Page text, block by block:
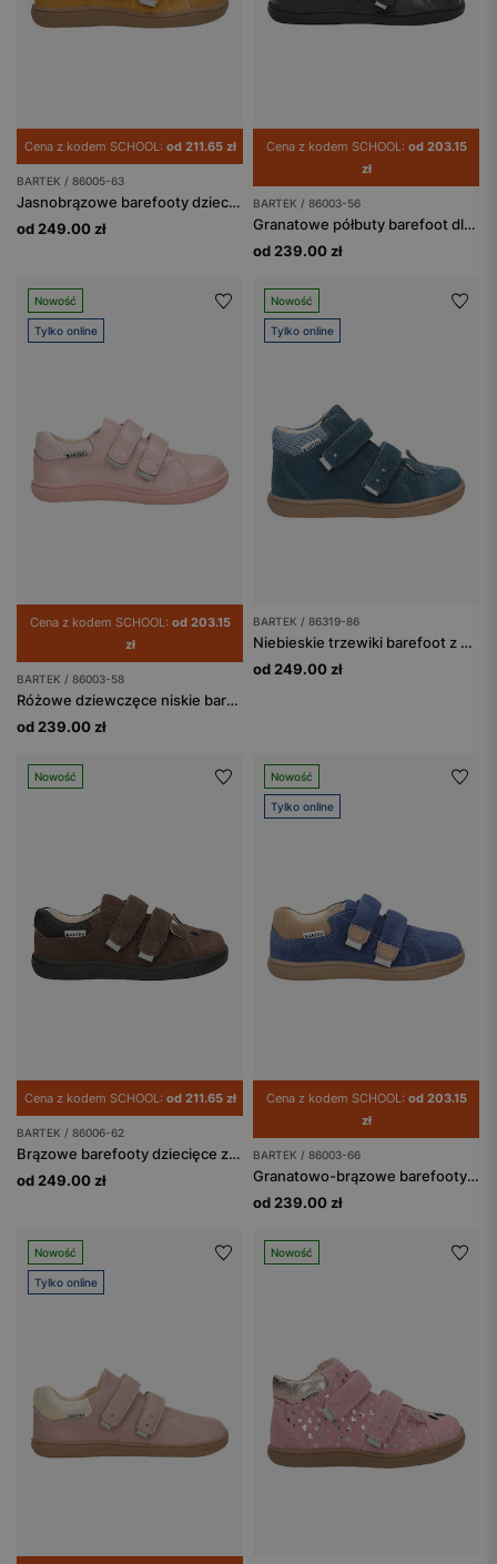
Cena z kodem SCHOOL: od 211.65 zł
BARTEK / 86005-63
Jasnobrązowe barefooty dziecięce z liskiem BARTEK 86005-63
od 249.00 zł
Cena z kodem SCHOOL: od 203.15
zł
BARTEK / 86003-56
Granatowe półbuty barefoot dla dzieci BARTEK 86003-56
od 239.00 zł
Nowość
Tylko online
Cena z kodem SCHOOL: od 203.15
zł
BARTEK / 86003-58
Różowe dziewczęce niskie barefooty BARTEK 86003-58
od 239.00 zł
Nowość
Tylko online
BARTEK / 86319-86
Niebieskie trzewiki barefoot z misiem na noskach BARTEK 86319-86
od 249.00 zł
Nowość
Cena z kodem SCHOOL: od 211.65 zł
BARTEK / 86006-62
Brązowe barefooty dziecięce z misiem na nosku BARTEK 86006-62
od 249.00 zł
Nowość
Tylko online
Cena z kodem SCHOOL: od 203.15
zł
BARTEK / 86003-66
Granatowo-brązowe barefooty z odblaskami BARTEK 86003-66
od 239.00 zł
Nowość
Tylko online
Nowość